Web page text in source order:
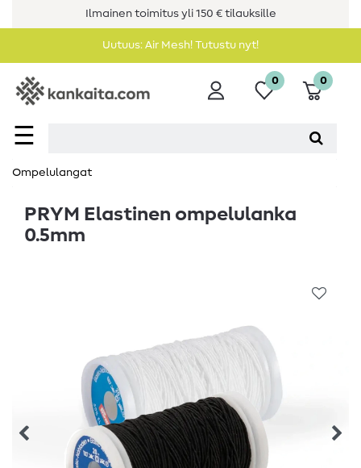
Ilmainen toimitus yli 150 € tilauksille
Uutuus: Air Mesh! Tutustu nyt!
☰
0 0
Ompelulangat
PRYM Elastinen ompelulanka
0.5mm